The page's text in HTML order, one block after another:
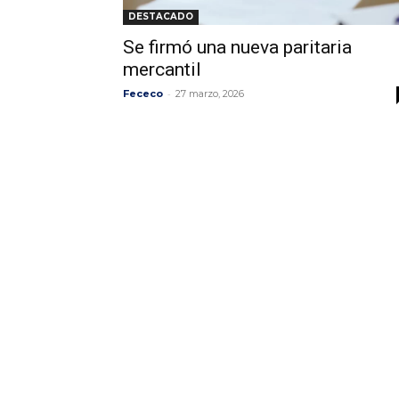
DESTACADO
Se firmó una nueva paritaria
mercantil
Fececo - 27 marzo, 2026